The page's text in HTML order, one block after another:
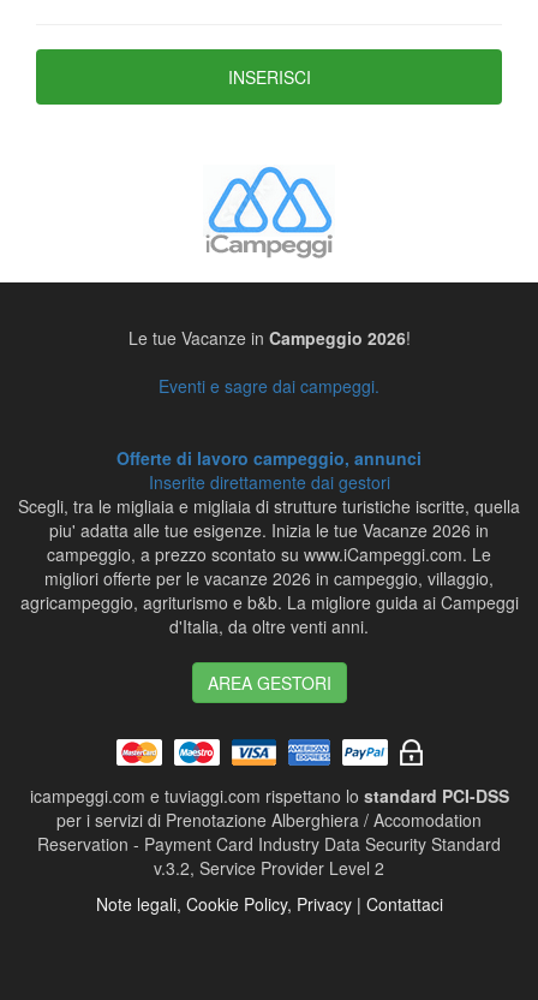
Le tue Vacanze in Campeggio 2026!
Eventi e sagre dai campeggi.
Offerte di lavoro campeggio, annunci
Inserite direttamente dai gestori
Scegli, tra le migliaia e migliaia di strutture turistiche iscritte, quella
piu' adatta alle tue esigenze. Inizia le tue Vacanze 2026 in
campeggio, a prezzo scontato su www.iCampeggi.com. Le
migliori offerte per le vacanze 2026 in campeggio, villaggio,
agricampeggio, agriturismo e b&b. La migliore guida ai Campeggi
d'Italia, da oltre venti anni.
AREA GESTORI
icampeggi.com e tuviaggi.com rispettano lo standard PCI-DSS
per i servizi di Prenotazione Alberghiera / Accomodation
Reservation - Payment Card Industry Data Security Standard
v.3.2, Service Provider Level 2
Note legali, Cookie Policy, Privacy | Contattaci